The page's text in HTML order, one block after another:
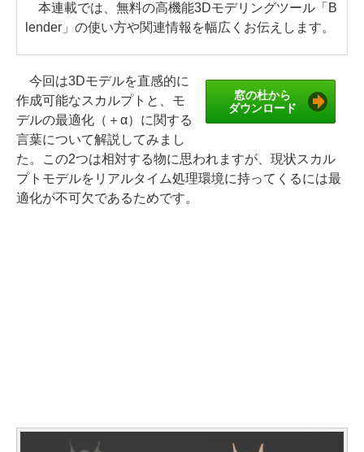
本連載では、無料の高機能3Dモデリングツール「B
lender」の使い方や関連情報を幅広くお伝えします。
窓の杜から
ダウンロード
今回は3Dモデルを直感的に
作成可能なスカルプトと、モ
デルの最適化（＋α）に関する
言葉について解説してみまし
た。この2つは相対する物に思われますが、現状スカル
プトモデルをリアルタイム処理環境に持ってくるには最
適化が不可欠であるためです。